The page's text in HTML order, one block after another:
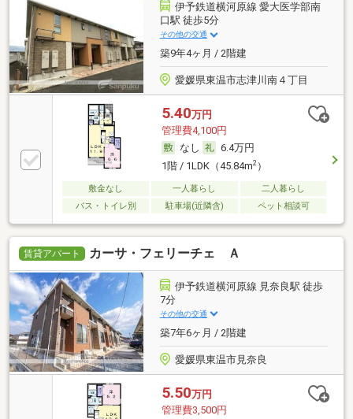
伊予鉄道横河原線 愛大医学部南
口駅 徒歩5分
その他の交通
築9年4ヶ月 / 2階建
愛媛県東温市志津川南４丁目
5.40万円
管理費4,100円
なし
6.4万円
1階 / 1LDK（45.84m2）
敷金なし 一人暮らし
二人暮らし
バス・トイレ別
駐車場(近隣含) ペット相談可
賃貸アパート カーサ・フェリーチェ Ａ
伊予鉄道横河原線 見奈良駅 徒歩
7分
その他の交通
築7年6ヶ月 / 2階建
愛媛県東温市見奈良
5.50万円
管理費3,500円